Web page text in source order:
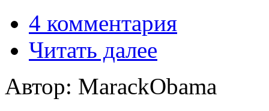
4 комментария
Читать далее
Автор: MarackObama